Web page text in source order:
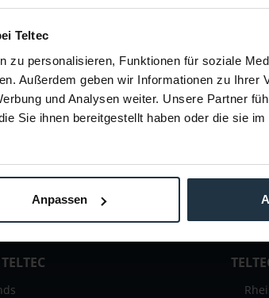
Teltec
zu personalisieren, Funktionen für soziale
Außerdem geben wir Informationen zu Ihrer
und Analysen weiter. Unsere Partner
Sie ihnen bereitgestellt haben oder die sie
Anpassen
oder